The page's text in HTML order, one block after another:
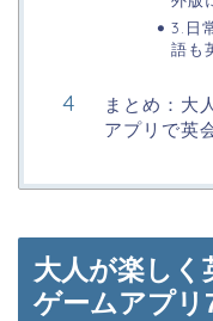
3.日
語も
まとめ：大
アプリで英
大人が楽しく
ゲームアプリ